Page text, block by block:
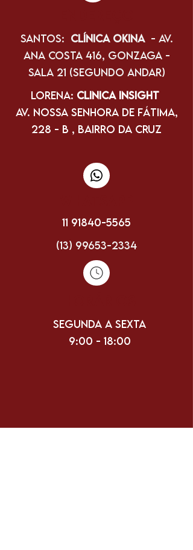
Santos: Clínica Okina - Av.
Ana Costa 416, Gonzaga -
Sala 21 (segundo andar)
Lorena: Clinica Insight
Av. Nossa Senhora de Fátima,
228 - B , Bairro da Cruz
11 91840-5565
(13) 99653-2334
Segunda a sexta
9:00 - 18:00